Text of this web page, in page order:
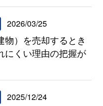
2026/03/25
物）を売却するとき
にくい理由の把握が
2025/12/24